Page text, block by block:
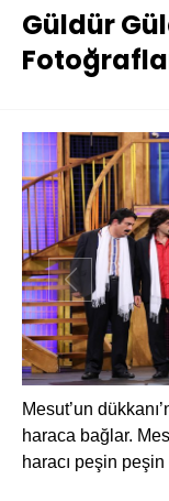
Güldür
Mesut’un
haraca bağlar.
haracı peşin peşin